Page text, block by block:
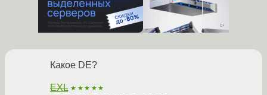
Какое DE?
EXL ★★★★★